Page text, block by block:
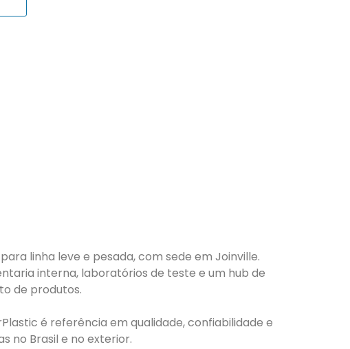
linha leve e pesada, com sede em Joinville.
interna, laboratórios de teste e um hub de
de produtos.
é referência em qualidade, confiabilidade e
no Brasil e no exterior.